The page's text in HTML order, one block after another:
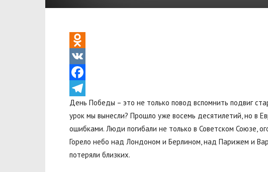
Odnoklassniki
VK
Facebook
Telegram
День Победы – это не только повод вспомнить подвиг
урок мы вынесли? Прошло уже восемь десятилетий, но в
ошибками. Люди погибали не только в Советском Союзе,
Горело небо над Лондоном и Берлином, над Парижем и
потеряли близких.